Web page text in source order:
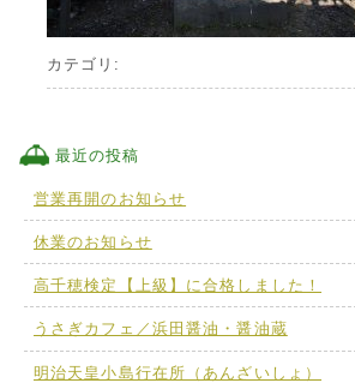
カテゴリ:
最近の投稿
営業再開のお知らせ
休業のお知らせ
高千穂検定【上級】に合格しました！
うさぎカフェ／浜田醤油・醤油蔵
明治天皇小島行在所（あんざいしょ）